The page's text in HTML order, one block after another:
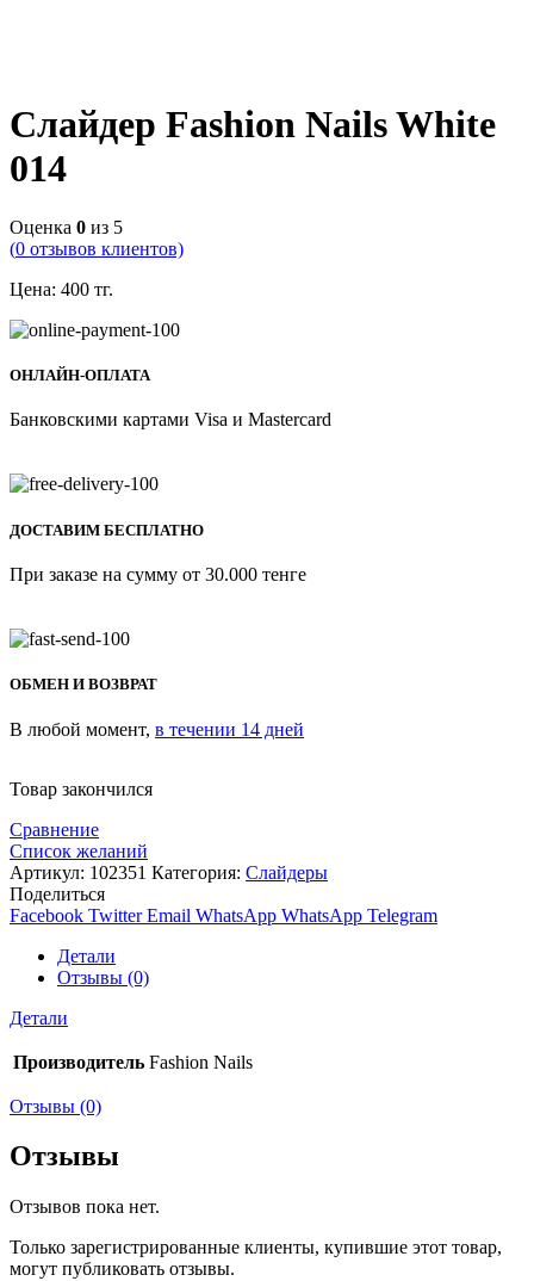
Слайдер Fashion Nails White
014
Оценка 0 из 5
(0 отзывов клиентов)
Цена: 400 тг.
ОНЛАЙН-ОПЛАТА
Банковскими картами Visa и Mastercard
ДОСТАВИМ БЕСПЛАТНО
При заказе на сумму от 30.000 тенге
ОБМЕН И ВОЗВРАТ
В любой момент, в течении 14 дней
Товар закончился
Сравнение
Список желаний
Артикул: 102351 Категория: Слайдеры
Поделиться
Facebook Twitter Email WhatsApp WhatsApp Telegram
Детали
Отзывы (0)
Детали
Производитель Fashion Nails
Отзывы (0)
Отзывы
Отзывов пока нет.
Только зарегистрированные клиенты, купившие этот товар,
могут публиковать отзывы.